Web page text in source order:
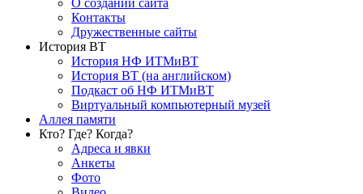
О создании сайта
Контакты
Дружественные сайты
История ВТ
История НФ ИТМиВТ
История ВТ (на английском)
Подкаст об НФ ИТМиВТ
Виртуальный компьютерный музей
Аллея памяти
Кто? Где? Когда?
Адреса и явки
Анкеты
Фото